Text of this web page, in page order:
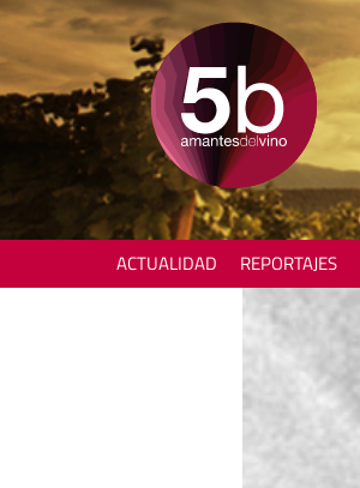
ACTUALIDAD REPORTAJES